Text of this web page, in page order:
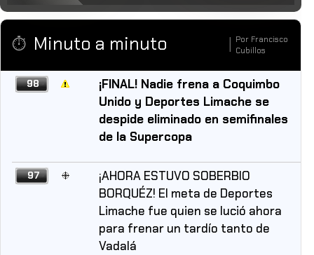
⏱️ Minuto a minuto Por Francisco
Cubillos
98
¡FINAL! Nadie frena a Coquimbo
Unido y Deportes Limache se
despide eliminado en semifinales
de la Supercopa
97
¡AHORA ESTUVO SOBERBIO
BORQUÉZ! El meta de Deportes
Limache fue quien se lució ahora
para frenar un tardío tanto de
Vadalá